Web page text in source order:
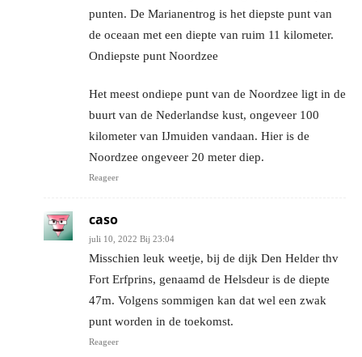
punten. De Marianentrog is het diepste punt van
de oceaan met een diepte van ruim 11 kilometer.
Ondiepste punt Noordzee
Het meest ondiepe punt van de Noordzee ligt in de
buurt van de Nederlandse kust, ongeveer 100
kilometer van IJmuiden vandaan. Hier is de
Noordzee ongeveer 20 meter diep.
Reageer
caso
juli 10, 2022 Bij 23:04
Misschien leuk weetje, bij de dijk Den Helder thv
Fort Erfprins, genaamd de Helsdeur is de diepte
47m. Volgens sommigen kan dat wel een zwak
punt worden in de toekomst.
Reageer